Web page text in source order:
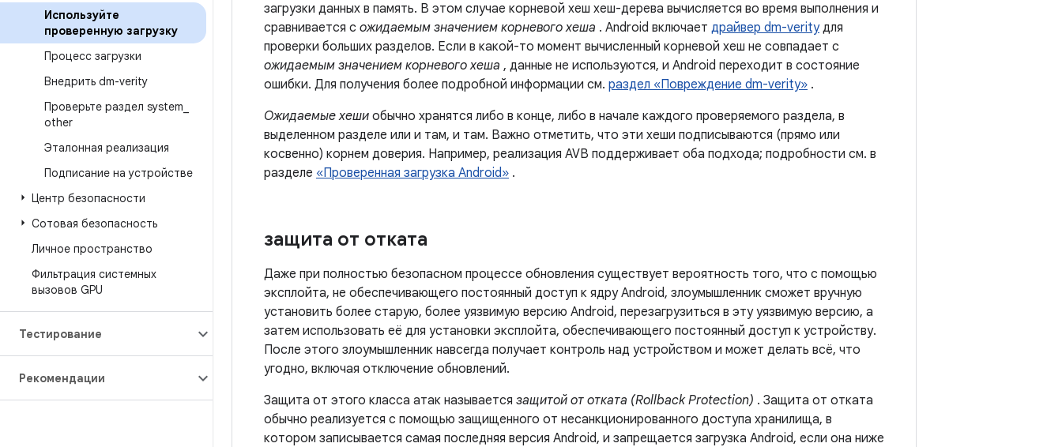
Используйте
проверенную загрузку
Процесс загрузки
Внедрить dm-verity
Проверьте раздел system
other
Эталонная реализация
Подписание на устройстве
Центр безопасности
Сотовая безопасность
Личное пространство
Фильтрация системных
вызовов GPU
Тестирование
Рекомендации
загрузки данных в память. В этом случае корневой хеш хеш-дерева вычисляется во время выполнения и
сравнивается с ожидаемым значением корневого хеша . Android включает драйвер dm-verityдля
проверки больших разделов. Если в какой-то момент вычисленный корневой хеш не совпадает с
ожидаемым значением корневого хеша , данные не используются, и Android переходит в состояние
ошибки. Для получения более подробной информации см. раздел «Повреждение dm-verity» .
Ожидаемые хеши обычно хранятся либо в конце, либо в начале каждого проверяемого раздела, в
выделенном разделе или и там, и там. Важно отметить, что эти хеши подписываются (прямо или
косвенно) корнем доверия. Например, реализация AVB поддерживает оба подхода; подробности см. в
разделе «Проверенная загрузка Android» .
защита от отката
Даже при полностью безопасном процессе обновления существует вероятность того, что с помощью
эксплойта, не обеспечивающего постоянный доступ к ядру Android, злоумышленник сможет вручную
установить более старую, более уязвимую версию Android, перезагрузиться в эту уязвимую версию, а
затем использовать её для установки эксплойта, обеспечивающего постоянный доступ к устройству.
После этого злоумышленник навсегда получает контроль над устройством и может делать всё, что
угодно, включая отключение обновлений.
Защита от этого класса атак называется защитой от отката (Rollback Protection) . Защита от отката
обычно реализуется с помощью защищенного от несанкционированного доступа хранилища, в
котором записывается самая последняя версия Android, и запрещается загрузка Android, если она ниже